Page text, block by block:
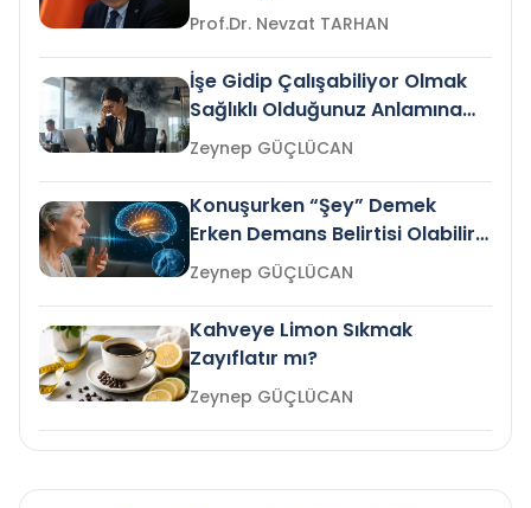
Prof.Dr. Nevzat TARHAN
İşe Gidip Çalışabiliyor Olmak
Sağlıklı Olduğunuz Anlamına
Gelir mi?Zeynep GÜÇLÜCAN
Konuşurken “Şey” Demek
Erken Demans Belirtisi Olabilir
mi?
Zeynep GÜÇLÜCAN
Kahveye Limon Sıkmak
Zayıflatır mı?
Zeynep GÜÇLÜCAN